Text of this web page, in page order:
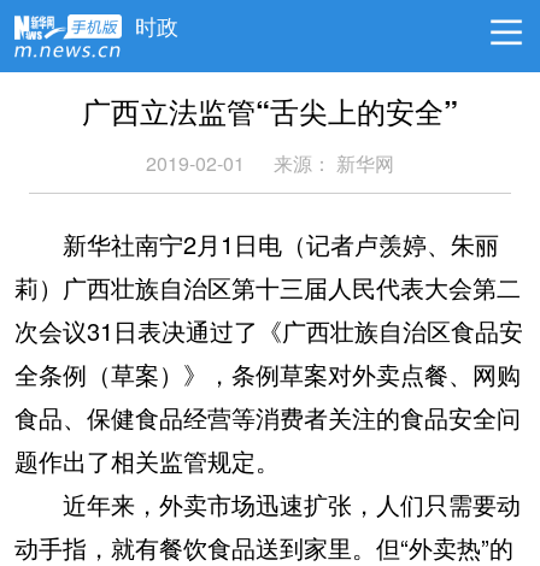
时政
广西立法监管“舌尖上的安全”
2019-02-01 来源： 新华网
新华社南宁2月1日电（记者卢羡婷、朱丽
莉）广西壮族自治区第十三届人民代表大会第二
次会议31日表决通过了《广西壮族自治区食品安
全条例（草案）》，条例草案对外卖点餐、网购
食品、保健食品经营等消费者关注的食品安全问
题作出了相关监管规定。
近年来，外卖市场迅速扩张，人们只需要动
动手指，就有餐饮食品送到家里。但“外卖热”的